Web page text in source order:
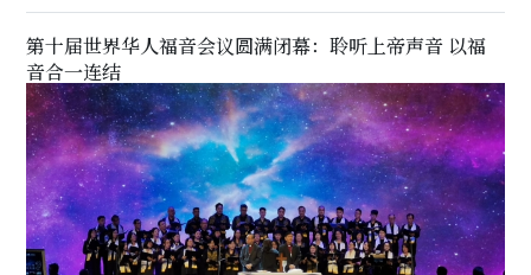
第十届世界华人福音会议圆满闭幕：聆听上帝声音 以福
音合一连结